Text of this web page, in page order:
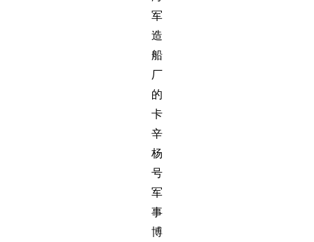
军
造
船
厂
的
卡
辛
杨
号
军
事
博